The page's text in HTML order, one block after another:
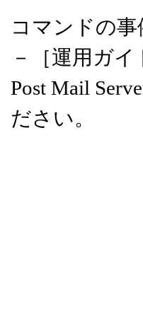
コマンドの
－［運用ガ
Post Mail
ださい。